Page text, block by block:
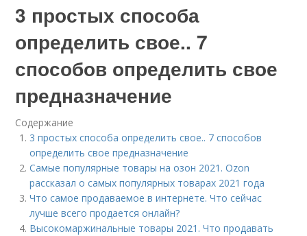
3 простых способа
определить свое.. 7
способов определить свое
предназначение
Содержание
3 простых способа определить свое.. 7 способов
определить свое предназначение
Самые популярные товары на озон 2021. Ozon
рассказал о самых популярных товарах 2021 года
Что самое продаваемое в интернете. Что сейчас
лучше всего продается онлайн?
Высокомаржинальные товары 2021. Что продавать